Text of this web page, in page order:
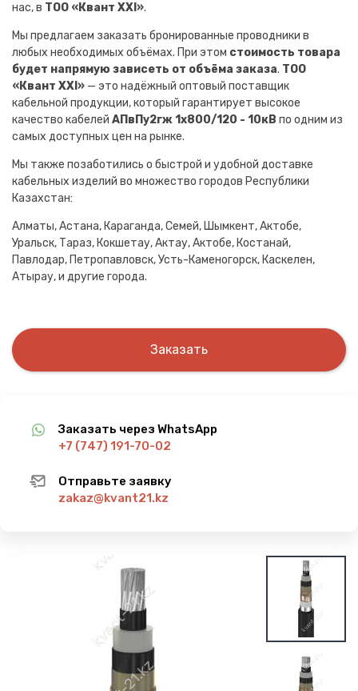
нас, в ТОО «Квант XXI».
Мы предлагаем заказать бронированные проводники в
любых необходимых объёмах. При этом стоимость товара
будет напрямую зависеть от объёма заказа. ТОО
«Квант XXI» — это надёжный оптовый поставщик
кабельной продукции, который гарантирует высокое
качество кабелей АПвПу2гж 1х800/120 - 10кВ по одним из
самых доступных цен на рынке.
Мы также позаботились о быстрой и удобной доставке
кабельных изделий во множество городов Республики
Казахстан:
Алматы, Астана, Караганда, Семей, Шымкент, Актобе,
Уральск, Тараз, Кокшетау, Актау, Актобе, Костанай,
Павлодар, Петропавловск, Усть-Каменогорск, Каскелен,
Атырау, и другие города.
Заказать
Заказать через WhatsApp
+7 (747) 191-70-02
Отправьте заявку
zakaz@kvant21.kz